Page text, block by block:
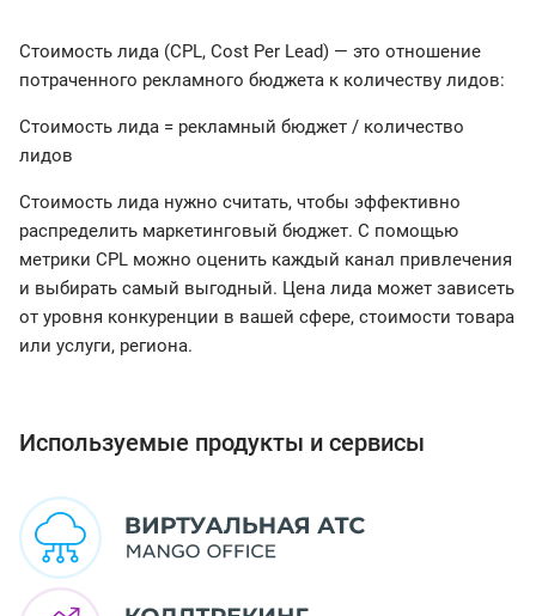
Стоимость лида (CPL, Cost Per Lead) — это отношение
потраченного рекламного бюджета к количеству лидов:
Стоимость лида = рекламный бюджет / количество
лидов
Стоимость лида нужно считать, чтобы эффективно
распределить маркетинговый бюджет. С помощью
метрики CPL можно оценить каждый канал привлечения
и выбирать самый выгодный. Цена лида может зависеть
от уровня конкуренции в вашей сфере, стоимости товара
или услуги, региона.
Используемые продукты и сервисы